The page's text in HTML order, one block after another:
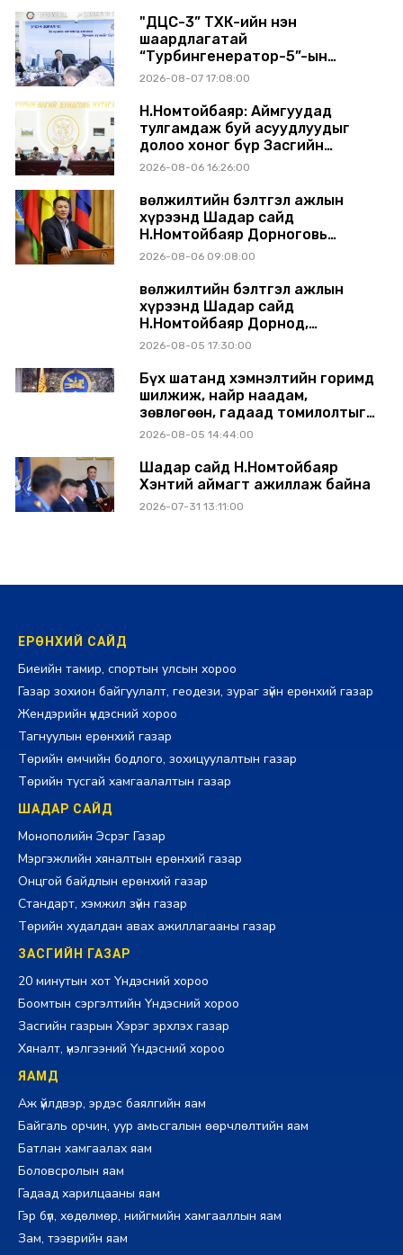
"ДЦС-3” ТӨХК-ийн нэн
шаардлагатай
“Турбингенератор-5”-ын
шинэчлэлийн төсвийг
2026-08-07 17:08:00
Н.Номтойбаяр: Аймгуудад
тулгамдаж буй асуудлуудыг
долоо хоног бүр Засгийн
газрын хуралдаанд
2026-08-06 16:26:00
Өвөлжилтийн бэлтгэл ажлын
хүрээнд Шадар сайд
Н.Номтойбаяр Дорноговь
аймагт ажиллав
2026-08-06 09:08:00
Өвөлжилтийн бэлтгэл ажлын
хүрээнд Шадар сайд
Н.Номтойбаяр Дорнод,
Сүхбаатар аймагт ажиллав
2026-08-05 17:30:00
Бүх шатанд хэмнэлтийн горимд
шилжиж, найр наадам,
зөвлөгөөн, гадаад томилолтыг
хориглолоо
2026-08-05 14:44:00
Шадар сайд Н.Номтойбаяр
Хэнтий аймагт ажиллаж байна
2026-07-31 13:11:00
ЕРӨНХИЙ САЙД
Биеийн тамир, спортын улсын хороо
Газар зохион байгуулалт, геодези, зураг зүйн ерөнхий газар
Жендэрийн үндэсний хороо
Тагнуулын ерөнхий газар
Төрийн өмчийн бодлого, зохицуулалтын газар
Төрийн тусгай хамгаалалтын газар
ШАДАР САЙД
Монополийн Эсрэг Газар
Мэргэжлийн хяналтын ерөнхий газар
Онцгой байдлын ерөнхий газар
Стандарт, хэмжил зүйн газар
Төрийн худалдан авах ажиллагааны газар
ЗАСГИЙН ГАЗАР
20 минутын хот Үндэсний хороо
Боомтын сэргэлтийн Үндэсний хороо
Засгийн газрын Хэрэг эрхлэх газар
Хяналт, үнэлгээний Үндэсний хороо
ЯАМД
Аж үйлдвэр, эрдэс баялгийн яам
Байгаль орчин, уур амьсгалын өөрчлөлтийн яам
Батлан хамгаалах яам
Боловсролын яам
Гадаад харилцааны яам
Гэр бүл, хөдөлмөр, нийгмийн хамгааллын яам
Зам, тээврийн яам